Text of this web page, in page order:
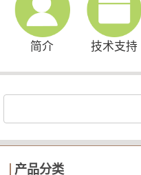
简介 技术支持
产品分类